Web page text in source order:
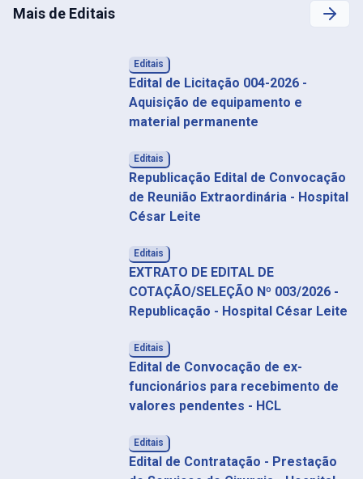
Mais de Editais
Editais
Edital de Licitação 004-2026 -
Aquisição de equipamento e
material permanente
Editais
Republicação Edital de Convocação
de Reunião Extraordinária - Hospital
César Leite
Editais
EXTRATO DE EDITAL DE
COTAÇÃO/SELEÇÃO Nº 003/2026 -
Republicação - Hospital César Leite
Editais
Edital de Convocação de ex-
funcionários para recebimento de
valores pendentes - HCL
Editais
Edital de Contratação - Prestação